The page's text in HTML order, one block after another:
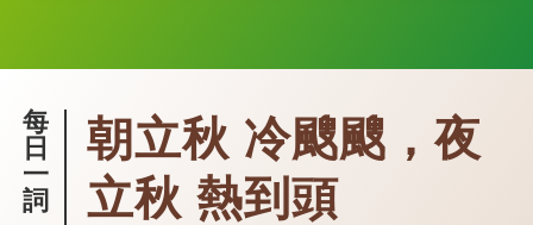
每
日
一
詞
朝立秋 冷颼颼，夜
立秋 熱到頭